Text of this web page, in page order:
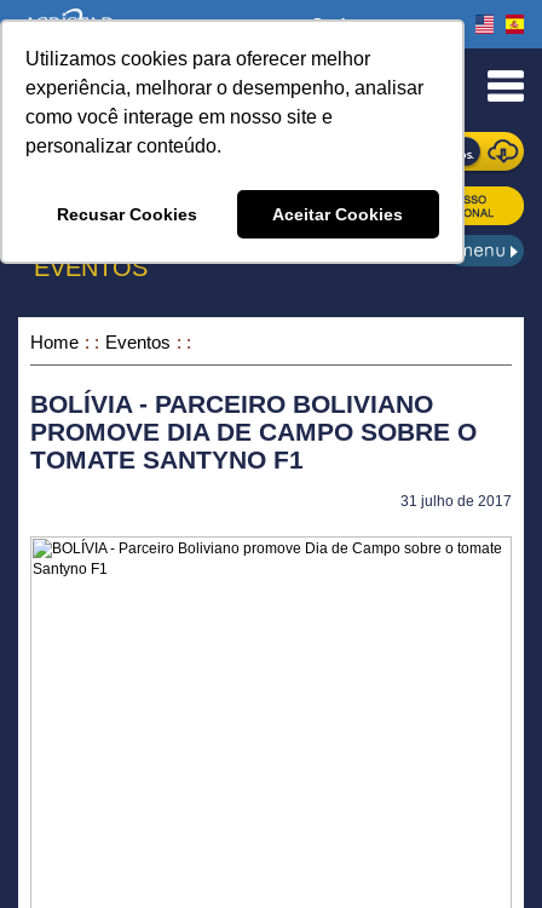
Utilizamos cookies para oferecer melhor
experiência, melhorar o desempenho, analisar
como você interage em nosso site e
personalizar conteúdo.
Recusar Cookies Aceitar Cookies
to Content
Onde comprar
ONDE COMPRAR
EVENTOS
Home Eventos
BOLÍVIA - PARCEIRO BOLIVIANO
PROMOVE DIA DE CAMPO SOBRE O
TOMATE SANTYNO F1
31 julho de 2017